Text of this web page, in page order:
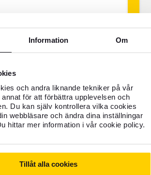
Information Om
och andra liknande tekniker på vår
för att förbättra upplevelsen och
Du kan själv kontrollera vilka cookies
webbläsare och ändra dina inställningar
hittar mer information i vår cookie policy.
Tillåt alla cookies
Priset gäller för 1 person
aldrig oförsäkrad
saknar hemförsäkring eller
borta mer än 45 dagar.
Lägg i varukorg